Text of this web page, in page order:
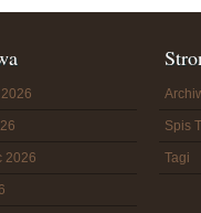
2026
Spis
Tagi